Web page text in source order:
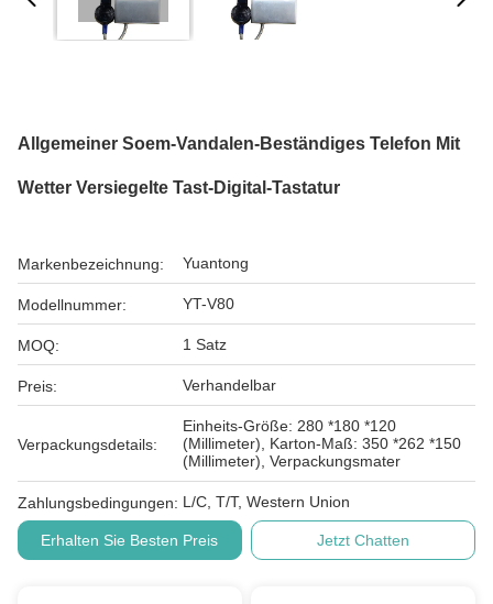
Allgemeiner Soem-Vandalen-Beständiges Telefon Mit
Wetter Versiegelte Tast-Digital-Tastatur
Markenbezeichnung: Yuantong
Modellnummer: YT-V80
MOQ: 1 Satz
Preis: Verhandelbar
Verpackungsdetails:
Einheits-Größe: 280 *180 *120
(Millimeter), Karton-Maß: 350 *262 *150
(Millimeter), Verpackungsmater
Zahlungsbedingungen: L/C, T/T, Western Union
Erhalten Sie Besten Preis Jetzt Chatten